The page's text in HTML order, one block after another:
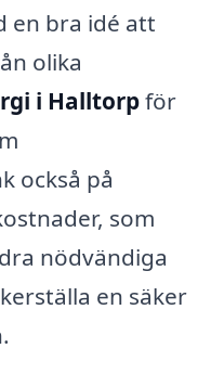
en bra idé att
olika
i Halltorpför
också på
som
nödvändiga
en säker